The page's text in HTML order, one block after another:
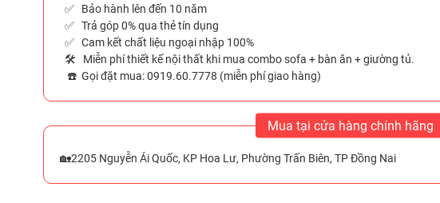
✅ Bảo hành lên đến 10 năm
✅ Trả góp 0% qua thẻ tín dụng
✅ Cam kết chất liệu ngoại nhập 100%
🛠️ Miễn phí thiết kế nội thất khi mua combo sofa + bàn ăn + giường tủ.
☎️ Gọi đặt mua: 0919.60.7778 (miễn phí giao hàng)
Mua tại cửa hàng chính hãng
🏡2205 Nguyễn Ái Quốc, KP Hoa Lư, Phường Trấn Biên, TP Đồng Nai